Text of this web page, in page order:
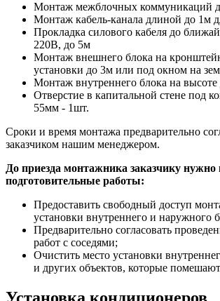
Монтаж межблочных коммуникаций
Монтаж кабель-канала длиной до 1м
Прокладка силового кабеля до
220В, до 5м
Монтаж внешнего блока на
установки до 3м или под окном на
Монтаж внутреннего блока на высоте
Отверстие в капитальной стене под
55мм - 1шт.
Сроки и время монтажа предварительно
заказчиком нашим менеджером.
До приезда монтажника заказчику нужно
подготовительные работы:
Предоставить свободный доступ
установки внутреннего и наружного
Предварительно согласовать
работ с соседями;
Очистить место установки
и других объектов, которые